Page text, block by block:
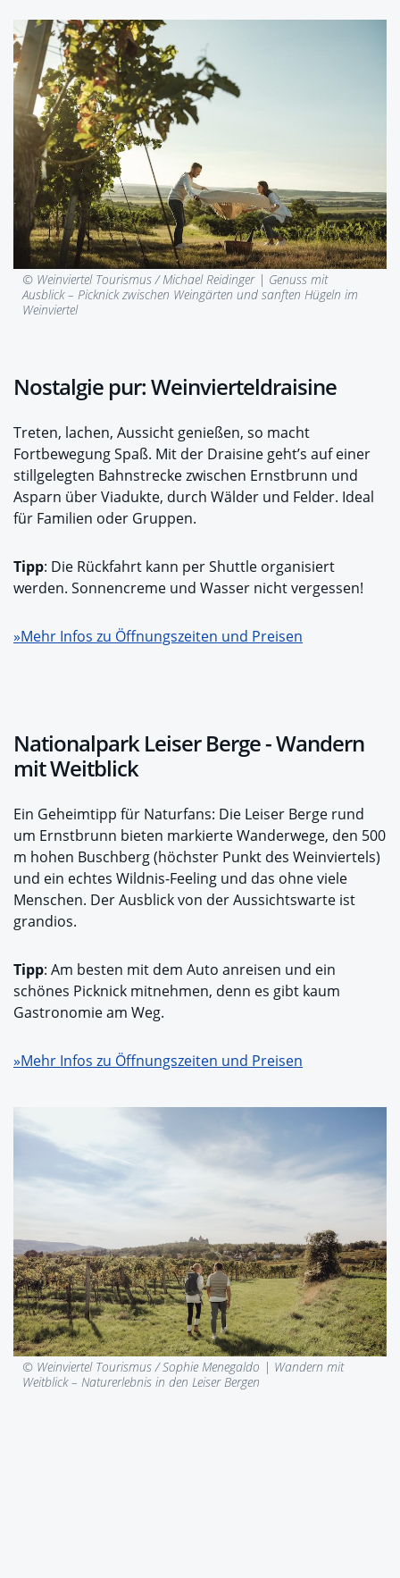
© Weinviertel Tourismus / Michael Reidinger | Genuss mit
Ausblick – Picknick zwischen Weingärten und sanften Hügeln im
Weinviertel
Nostalgie pur: Weinvierteldraisine
Treten, lachen, Aussicht genießen, so macht
Fortbewegung Spaß. Mit der Draisine geht’s auf einer
stillgelegten Bahnstrecke zwischen Ernstbrunn und
Asparn über Viadukte, durch Wälder und Felder. Ideal
für Familien oder Gruppen.
Tipp: Die Rückfahrt kann per Shuttle organisiert
werden. Sonnencreme und Wasser nicht vergessen!
»Mehr Infos zu Öffnungszeiten und Preisen
Nationalpark Leiser Berge - Wandern
mit Weitblick
Ein Geheimtipp für Naturfans: Die Leiser Berge rund
um Ernstbrunn bieten markierte Wanderwege, den 500
m hohen Buschberg (höchster Punkt des Weinviertels)
und ein echtes Wildnis-Feeling und das ohne viele
Menschen. Der Ausblick von der Aussichtswarte ist
grandios.
Tipp: Am besten mit dem Auto anreisen und ein
schönes Picknick mitnehmen, denn es gibt kaum
Gastronomie am Weg.
»Mehr Infos zu Öffnungszeiten und Preisen
© Weinviertel Tourismus / Sophie Menegaldo | Wandern mit
Weitblick – Naturerlebnis in den Leiser Bergen